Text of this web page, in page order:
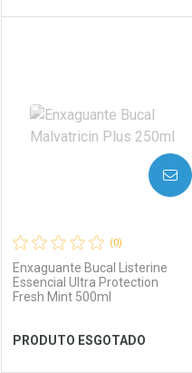
Ver Desconto Convênio
(0)
Enxaguante Bucal Listerine
Essencial Ultra Protection
Fresh Mint 500ml
PRODUTO ESGOTADO
AVISE-ME